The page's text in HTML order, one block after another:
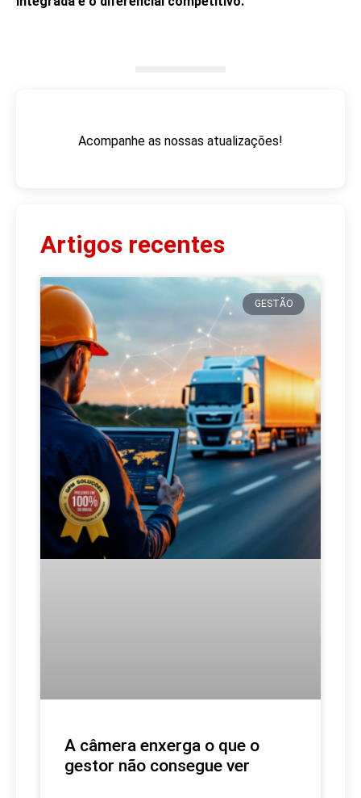
Acompanhe as nossas atualizações!
Artigos recentes
GESTÃO
A câmera enxerga o que o
gestor não consegue ver